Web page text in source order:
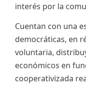
interés por la
Cuentan con una
democráticas, en
voluntaria,
económicos en
cooperativizada